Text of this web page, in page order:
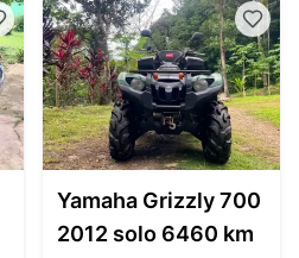
Yamaha Grizzly 700
2012 solo 6460 km